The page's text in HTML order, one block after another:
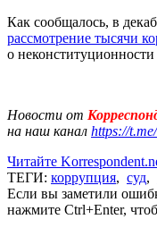
Как сообщалось, в
рассмотрение тысячи
о неконституционности
Новости от
на наш канал https://
Читайте
ТЕГИ: коррупция, суд,
Если вы заметили
нажмите Ctrl+Enter,